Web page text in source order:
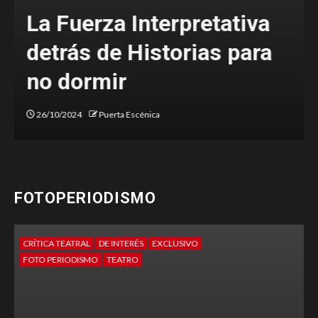
Una denuncia valiente
sobre el estado de nuestra
sociedad
20/03/2024 Majo Alanís
FOTOPERIODISMO
CRÍTICA TEATRAL DE INTERÉS
FOTO PERIODISMO
TEATRO